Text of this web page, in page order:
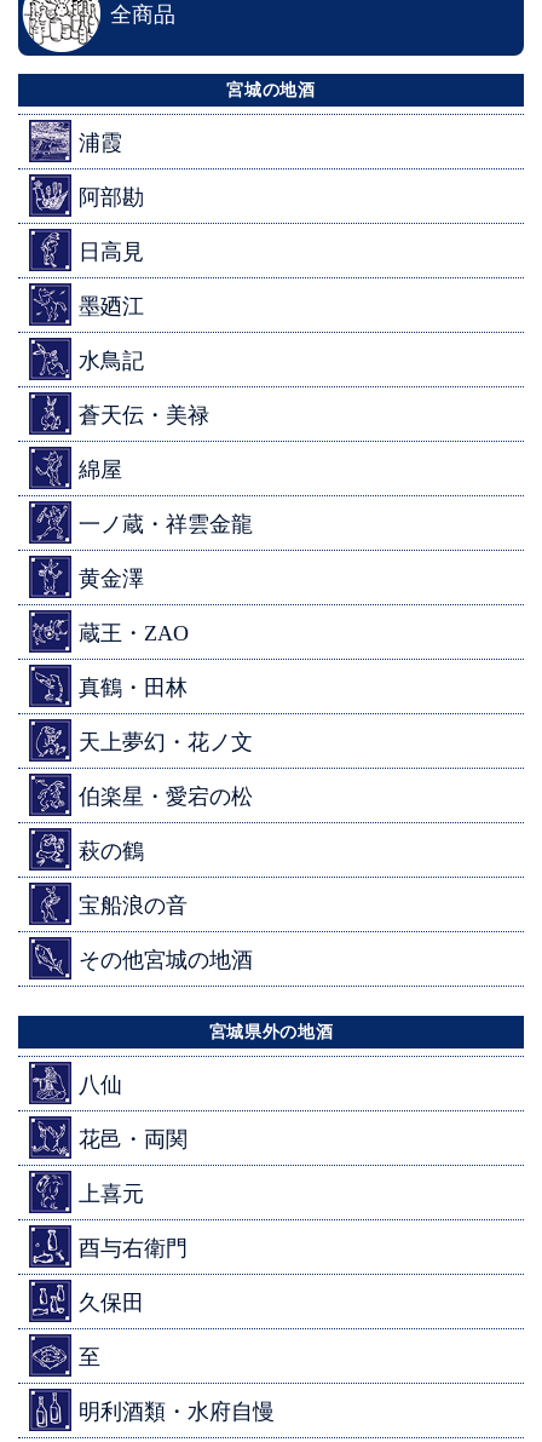
全商品
宮城の地酒
浦霞
阿部勘
日高見
墨廼江
水鳥記
蒼天伝・美禄
綿屋
一ノ蔵・祥雲金龍
黄金澤
蔵王・ZAO
真鶴・田林
天上夢幻・花ノ文
伯楽星・愛宕の松
萩の鶴
宝船浪の音
その他宮城の地酒
宮城県外の地酒
八仙
花邑・両関
上喜元
酉与右衛門
久保田
至
明利酒類・水府自慢